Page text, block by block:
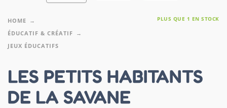
HOME
ÉDUCATIF & CRÉATIF
JEUX ÉDUCATIFS
PLUS QUE 1 EN STOCK
LES PETITS HABITANTS
DE LA SAVANE